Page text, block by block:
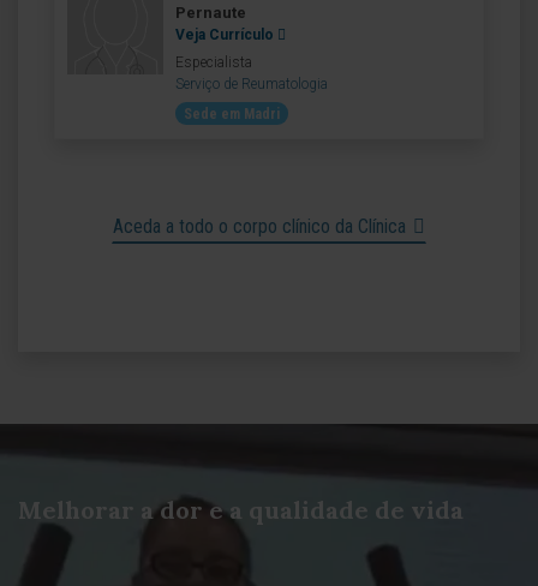
Pernaute
Veja Currículo
Especialista
Serviço de Reumatologia
Sede em Madri
Aceda a todo o corpo clínico da Clínica
Melhorar a dor e a qualidade de vida